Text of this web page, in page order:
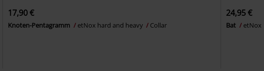
17,90 €
Knoten-Pentagramm etNox hard and heavy Collar
24,95 €
Bat etNox